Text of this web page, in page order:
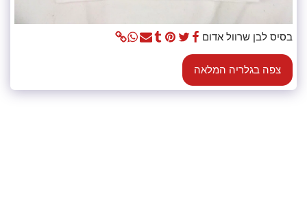
בסיס לבן שרוול אדום
צפה בגלריה המלאה